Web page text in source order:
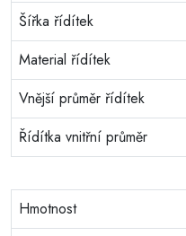
Šířka řídítek
Material řídítek
Vnější průměr řídítek
Řídítka vnitřní průměr
Hmotnost